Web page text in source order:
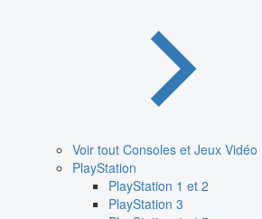
Voir tout Consoles et Jeux Vidéo
PlayStation
PlayStation 1 et 2
PlayStation 3